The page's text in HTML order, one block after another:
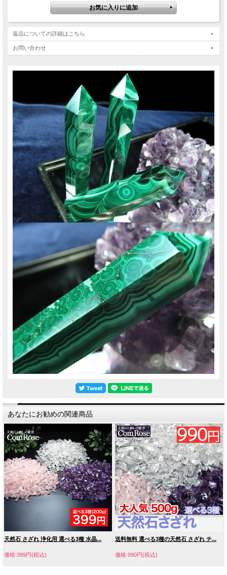
ポリッシュのポイントマラカイトが入荷いたしました！！
カイト。
持ち主の直観力や洞察力を高めることにより災いを未然に防いだり、良い未来へ
繋がるための判断を助けてくれる石でもあります。
【ストーンキーワード】
・邪気を跳ね返す。
ご注意事項
※グラムは目安です。多少前後することがございますので予めご了承ください。
※梱包には万全を期しますが、商品の特性上、配達時に少々かけることがありま
す。ご了承下さい。
※出来る限り自然な色みになるよう撮影を心がけておりますが、お使いのディス
プレイ環境によって表示される色みに差が出る場合があります。 ご了承くださ
い。
天然石ですので多少の傷、クラックはあります。宜しくお願い致します。
最後にあなたに幸福が訪れますように。
関連キーワード
天然石 パワーストーン 海外直輸入 バイヤー厳選 プレゼント ギフト メンズ レデ
ィース 卸し 卸価格 実店舗 ハンドメイド サイズ直し コムローズ comrose
返品についての詳細はこちら
お問い合わせ
あなたにお勧めの関連商品
天然石 さざれ 浄化用 選べる3種 水晶...
価格:399円(税込)
送料無料 選べる3種の天然石 さざれ チ...
価格:990円(税込)